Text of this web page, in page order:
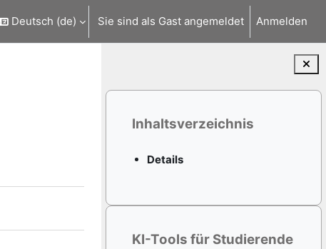
Deutsch ‎(de)‎ Sie sind als Gast angemeldet Anmelden
Blöcke
Inhaltsverzeichnis überspringen
Inhaltsverzeichnis
Details
KI-Tools für Studierende überspringen
KI-Tools für Studierende